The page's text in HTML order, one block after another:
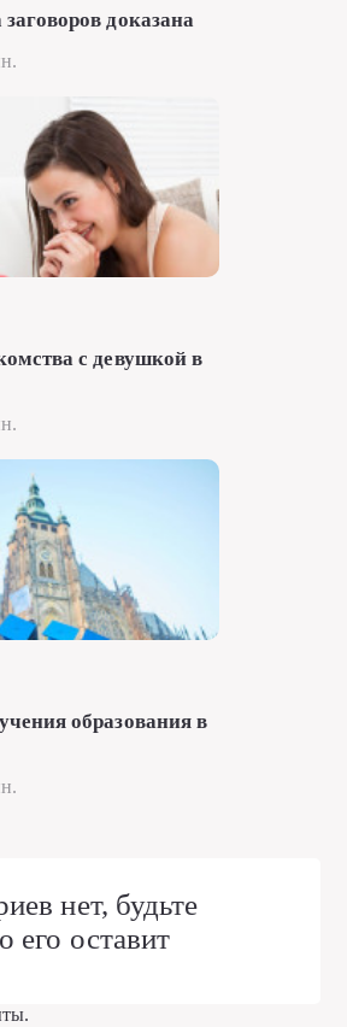
доказана
с девушкой в
образования в
нет, будьте
его оставит